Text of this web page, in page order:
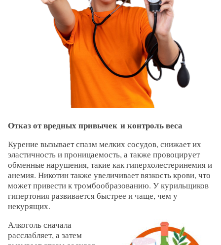
Отказ от вредных привычек и контроль веса
Курение вызывает спазм мелких сосудов, снижает их
эластичность и проницаемость, а также провоцирует
обменные нарушения, такие как гиперхолестеринемия и
анемия. Никотин также увеличивает вязкость крови, что
может привести к тромбообразованию. У курильщиков
гипертония развивается быстрее и чаще, чем у
некурящих.
Алкоголь сначала
расслабляет, а затем